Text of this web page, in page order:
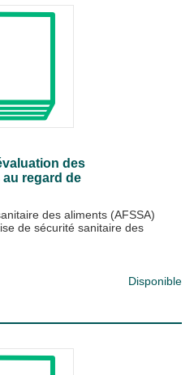
des
regard de
des aliments (AFSSA)
de sécurité sanitaire des
Disponible